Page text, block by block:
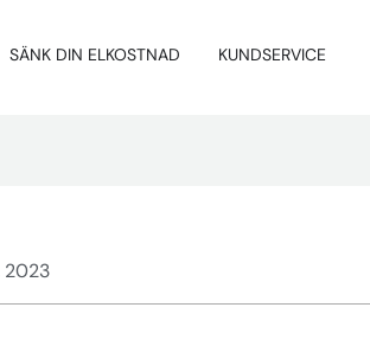
SÄNK DIN ELKOSTNAD KUNDSERVICE
2023